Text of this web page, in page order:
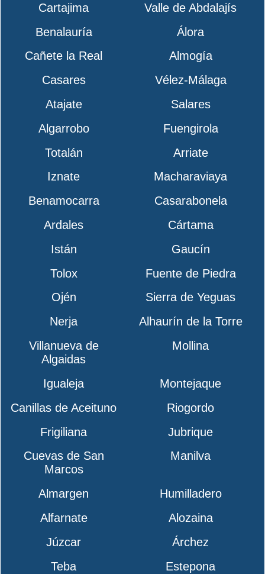
Cartajima
Valle de Abdalajís
Benalauría
Álora
Cañete la Real
Almogía
Casares
Vélez-Málaga
Atajate
Salares
Algarrobo
Fuengirola
Totalán
Arriate
Iznate
Macharaviaya
Benamocarra
Casarabonela
Ardales
Cártama
Istán
Gaucín
Tolox
Fuente de Piedra
Ojén
Sierra de Yeguas
Nerja
Alhaurín de la Torre
Villanueva de
Algaidas
Mollina
Igualeja
Montejaque
Canillas de Aceituno
Riogordo
Frigiliana
Jubrique
Cuevas de San
Marcos
Manilva
Almargen
Humilladero
Alfarnate
Alozaina
Júzcar
Árchez
Teba
Estepona